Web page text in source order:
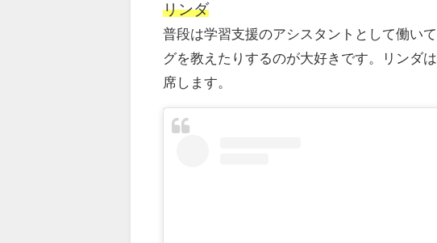
リンダ
普段は学習支援のアシスタントとして働い
グを教えたりするのが大好きです。リンダ
席します。